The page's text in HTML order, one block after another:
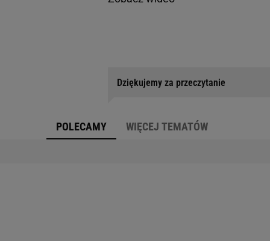
Dziękujemy za przeczytanie
POLECAMY WIĘCEJ TEMATÓW